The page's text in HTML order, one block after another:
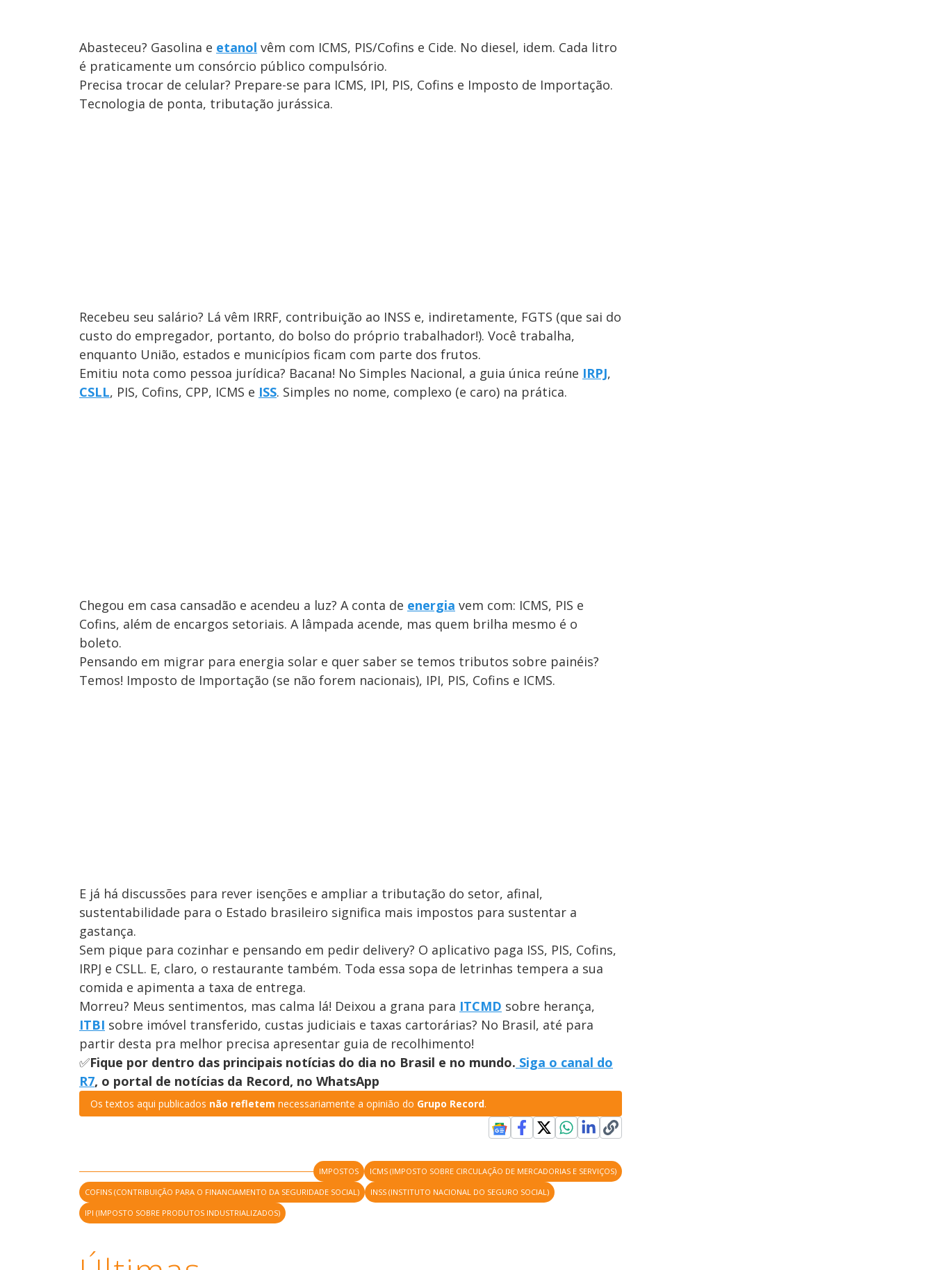
Abasteceu? Gasolina e etanol vêm com ICMS, PIS/Cofins e Cide. No diesel, idem. Cada litro
é praticamente um consórcio público compulsório.
Precisa trocar de celular? Prepare-se para ICMS, IPI, PIS, Cofins e Imposto de Importação.
Tecnologia de ponta, tributação jurássica.
Recebeu seu salário? Lá vêm IRRF, contribuição ao INSS e, indiretamente, FGTS (que sai do
custo do empregador, portanto, do bolso do próprio trabalhador!). Você trabalha,
enquanto União, estados e municípios ficam com parte dos frutos.
Emitiu nota como pessoa jurídica? Bacana! No Simples Nacional, a guia única reúne IRPJ,
CSLL, PIS, Cofins, CPP, ICMS e ISS. Simples no nome, complexo (e caro) na prática.
Chegou em casa cansadão e acendeu a luz? A conta de energia vem com: ICMS, PIS e
Cofins, além de encargos setoriais. A lâmpada acende, mas quem brilha mesmo é o
boleto.
Pensando em migrar para energia solar e quer saber se temos tributos sobre painéis?
Temos! Imposto de Importação (se não forem nacionais), IPI, PIS, Cofins e ICMS.
E já há discussões para rever isenções e ampliar a tributação do setor, afinal,
sustentabilidade para o Estado brasileiro significa mais impostos para sustentar a
gastança.
Sem pique para cozinhar e pensando em pedir delivery? O aplicativo paga ISS, PIS, Cofins,
IRPJ e CSLL. E, claro, o restaurante também. Toda essa sopa de letrinhas tempera a sua
comida e apimenta a taxa de entrega.
Morreu? Meus sentimentos, mas calma lá! Deixou a grana para ITCMD sobre herança,
ITBI sobre imóvel transferido, custas judiciais e taxas cartorárias? No Brasil, até para
partir desta pra melhor precisa apresentar guia de recolhimento!
✅Fique por dentro das principais notícias do dia no Brasil e no mundo. Siga o canal do
R7, o portal de notícias da Record, no WhatsApp
Os textos aqui publicados não refletem necessariamente a opinião do Grupo Record.
IMPOSTOS
ICMS (IMPOSTO SOBRE CIRCULAÇÃO DE MERCADORIAS E SERVIÇOS)
COFINS (CONTRIBUIÇÃO PARA O FINANCIAMENTO DA SEGURIDADE SOCIAL)
INSS (INSTITUTO NACIONAL DO SEGURO SOCIAL)
IPI (IMPOSTO SOBRE PRODUTOS INDUSTRIALIZADOS)